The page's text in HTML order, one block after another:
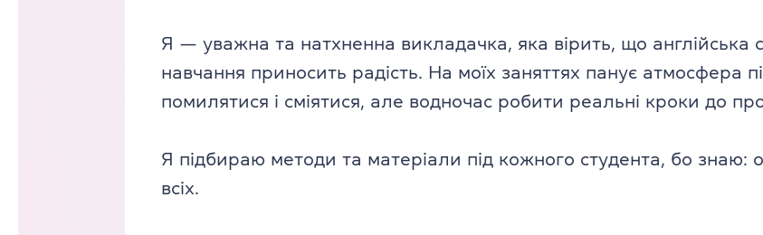
Я — уважна та натхненна викладачка, яка вірить, що англійська
навчання приносить радість. На моїх заняттях панує атмосфера
помилятися і сміятися, але водночас робити реальні кроки до
Я підбираю методи та матеріали під кожного студента, бо знаю:
всіх.